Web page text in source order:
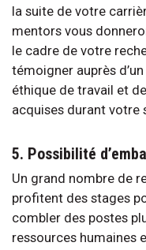
la suite de votre
mentors vous
le cadre de votre
témoigner auprès
éthique de travail et
acquises durant votre
5. Possibilité
Un grand nombre de
profitent des stages
combler des postes
ressources humaines